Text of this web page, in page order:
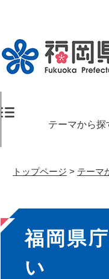
テーマから探
トップページ > テーマ
本
文
福岡県
い